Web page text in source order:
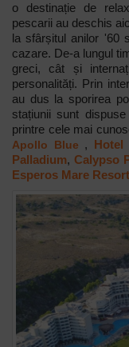
o destinație de
pescarii au deschis
la sfârșitul anilor '60
cazare. De-a lungul
greci, cât și
personalități. Prin
au dus la sporirea
stațiunii sunt
printre cele mai
Apollo Blue , Hotel
Palladium, Calypso
Esperos Mare Resort